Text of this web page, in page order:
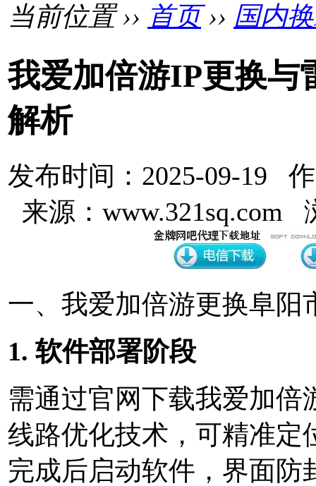
当前位置 ›› 首页›› 国内
我爱加倍游IP更换与
解析
发布时间：2025-09-19
来源：www.321sq.com
一、我爱加倍游更换阜阳
1. 软件部署阶段
需通过官网下载我爱加倍
线路优化技术，可精准定
完成后启动软件，界面防